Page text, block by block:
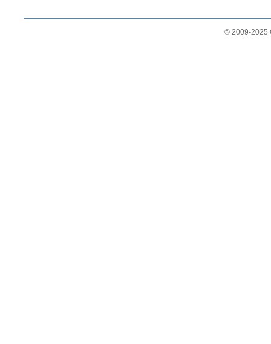
© 2009-2025